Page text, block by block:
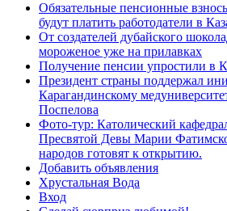
Обязательные пенсионные
будут платить работодатели в
От создателей дубайского
мороженое уже на прилавках
Получение пенсии упростили в
Президент страны поддержал
Карагандинскому
Поспелова
Фото-тур: Католический
Пресвятой Девы Марии
народов готовят к открытию.
Добавить объявления
Хрустальная Вода
Вход